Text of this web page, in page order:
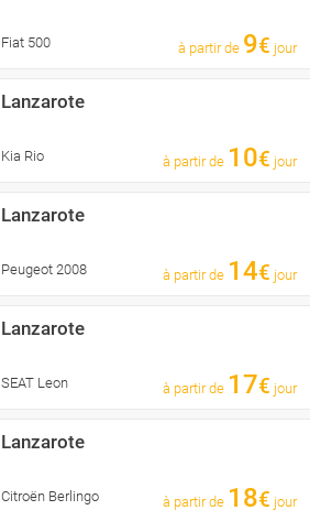
Fiat 500 à partir de 9€ jour
Lanzarote
Kia Rio à partir de 10€ jour
Lanzarote
Peugeot 2008 à partir de 14€ jour
Lanzarote
SEAT Leon à partir de 17€ jour
Lanzarote
Citroën Berlingo à partir de 18€ jour